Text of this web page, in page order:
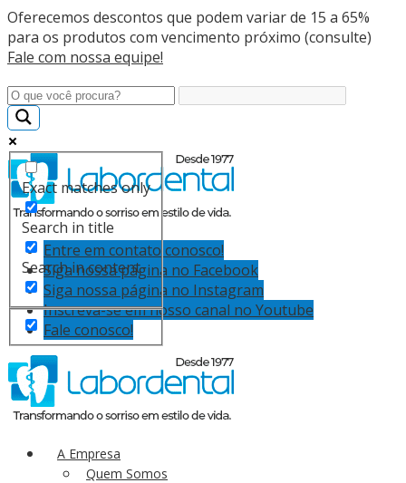
Oferecemos descontos que podem variar de 15 a 65%
para os produtos com vencimento próximo (consulte)
Fale com nossa equipe!
Exact matches only
Search in title
Search in content
Entre em contato conosco!
Siga nossa página no Facebook
Siga nossa página no Instagram
Inscreva-se em nosso canal no Youtube
Fale conosco!
A Empresa
Quem Somos